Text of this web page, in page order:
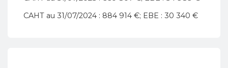
CAHT au 31/07/2024 : 884 914 €; EBE : 30 340 €